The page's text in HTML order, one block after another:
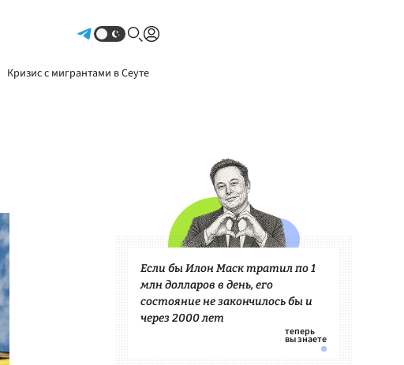
Кризис с мигрантами в Сеуте
Если бы Илон Маск тратил по 1
млн долларов в день, его
состояние не закончилось бы и
через 2000 лет